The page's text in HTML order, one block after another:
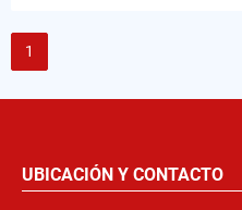
1
UBICACIÓN Y CONTACTO